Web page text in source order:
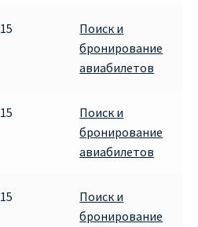
ЛУЧШЕЙ ЦЕНЫ |
КУПИТЬ ОНЛАЙН
В БЕРЛИН
Поиск и
бронирование
авиабилетов
Поиск и
бронирование
авиабилетов
Поиск и
бронирование